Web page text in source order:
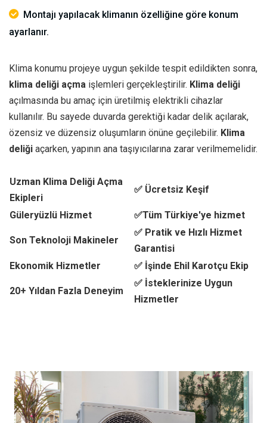
Montajı yapılacak klimanın özelliğine göre konum
ayarlanır.
Klima konumu projeye uygun şekilde tespit edildikten sonra,
klima deliği açma işlemleri gerçekleştirilir. Klima deliği
açılmasında bu amaç için üretilmiş elektrikli cihazlar
kullanılır. Bu sayede duvarda gerektiği kadar delik açılarak,
özensiz ve düzensiz oluşumların önüne geçilebilir. Klima
deliği açarken, yapının ana taşıyıcılarına zarar verilmemelidir.
Uzman Klima Deliği Açma
Ekipleri
✅ Ücretsiz Keşif
Güleryüzlü Hizmet ✅Tüm Türkiye'ye hizmet
Son Teknoloji Makineler
✅ Pratik ve Hızlı Hizmet
Garantisi
Ekonomik Hizmetler
✅ İşinde Ehil Karotçu Ekip
20+ Yıldan Fazla Deneyim
✅ İsteklerinize Uygun
Hizmetler